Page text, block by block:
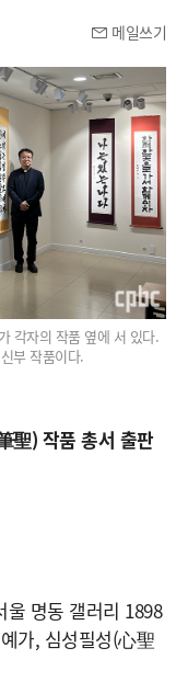
메일쓰기
각자의 작품 옆에 서 있다.
부 작품이다.
聖) 작품 총서 출판
울 명동 갤러리 1898
가, 심성필성(心聖